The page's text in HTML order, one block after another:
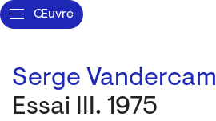
Œuvre
Serge Vandercam
Essai III. 1975